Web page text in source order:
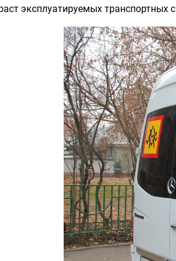
эксплуатируемых транспортных